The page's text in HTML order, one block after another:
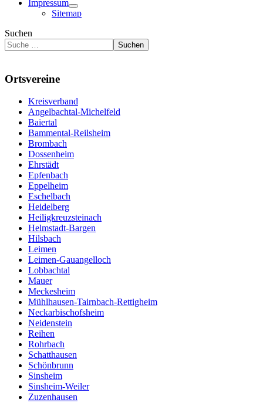
Impressum
Sitemap
Suchen
Suchen
Ortsvereine
Kreisverband
Angelbachtal-Michelfeld
Baiertal
Bammental-Reilsheim
Brombach
Dossenheim
Ehrstädt
Epfenbach
Eppelheim
Eschelbach
Heidelberg
Heiligkreuzsteinach
Helmstadt-Bargen
Hilsbach
Leimen
Leimen-Gauangelloch
Lobbachtal
Mauer
Meckesheim
Mühlhausen-Tairnbach-Rettigheim
Neckarbischofsheim
Neidenstein
Reihen
Rohrbach
Schatthausen
Schönbrunn
Sinsheim
Sinsheim-Weiler
Zuzenhausen